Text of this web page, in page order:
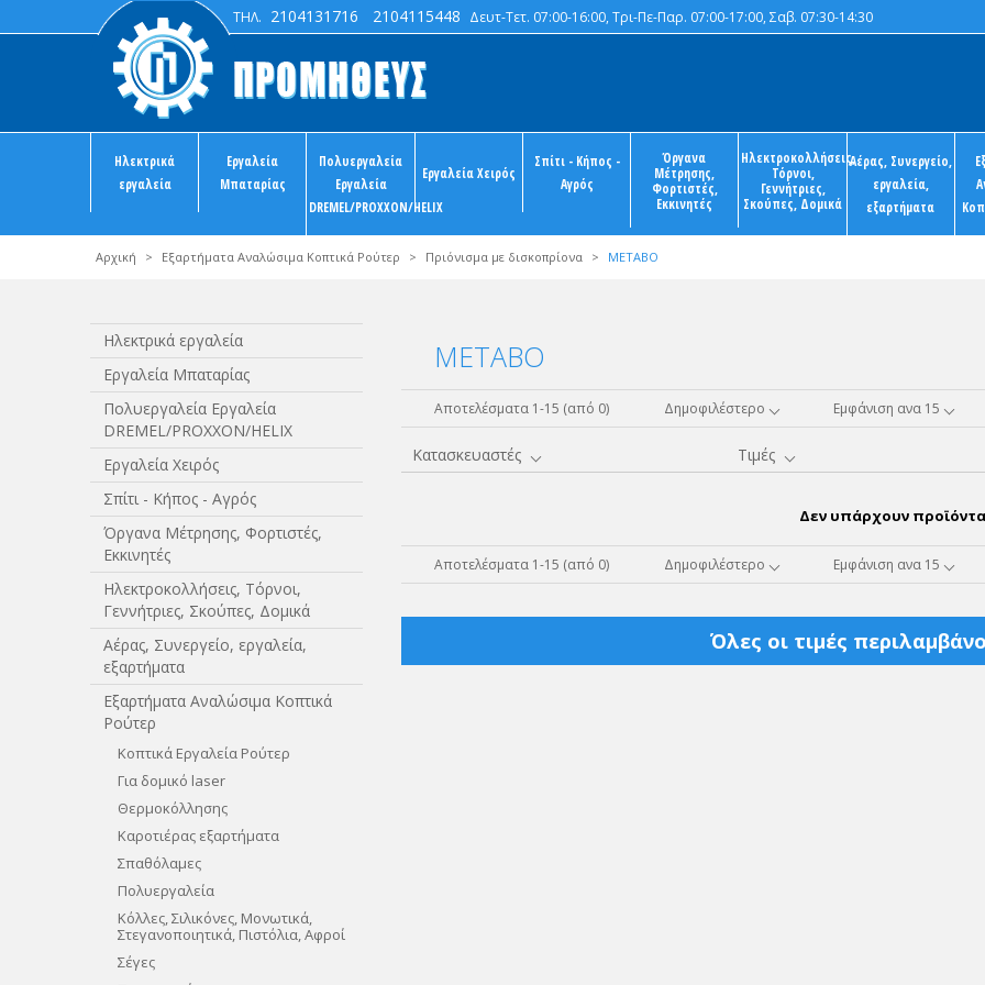
ΤΗΛ. 2104131716 2104115448 Δευτ-Τετ. 07:00-16:00, Τρι-Πε-Παρ. 07:00-17:00, Σαβ. 07:30-14:30
Ηλεκτρικά
εργαλεία
Εργαλεία
Μπαταρίας
Πολυεργαλεία
Εργαλεία
DREMEL/PROXXON/HELIX
Εργαλεία Χειρός
Σπίτι - Κήπος -
Αγρός
Όργανα
Μέτρησης,
Φορτιστές,
Εκκινητές
Ηλεκτροκολλήσεις,
Τόρνοι,
Γεννήτριες,
Σκούπες, Δομικά
Αέρας, Συνεργείο,
εργαλεία,
εξαρτήματα
Αρχική > Εξαρτήματα Αναλώσιμα Κοπτικά Ρούτερ > Πριόνισμα με δισκοπρίονα > METABO
Ηλεκτρικά εργαλεία
Εργαλεία Μπαταρίας
Πολυεργαλεία Εργαλεία
DREMEL/PROXXON/HELIX
Εργαλεία Χειρός
Σπίτι - Κήπος - Αγρός
Όργανα Μέτρησης, Φορτιστές,
Εκκινητές
Ηλεκτροκολλήσεις, Τόρνοι,
Γεννήτριες, Σκούπες, Δομικά
Αέρας, Συνεργείο, εργαλεία,
εξαρτήματα
Εξαρτήματα Αναλώσιμα Κοπτικά
Ρούτερ
Κοπτικά Εργαλεία Ρούτερ
Για δομικό laser
Θερμοκόλλησης
Καροτιέρας εξαρτήματα
Σπαθόλαμες
Πολυεργαλεία
Κόλλες, Σιλικόνες, Μονωτικά,
Στεγανοποιητικά, Πιστόλια, Αφροί
Σέγες
METABO
Αποτελέσματα 1-15 (από 0) Δημοφιλέστερο Εμφάνιση ανα 15
Κατασκευαστές Τιμές
Δεν υπάρχουν
Αποτελέσματα 1-15 (από 0) Δημοφιλέστερο Εμφάνιση ανα 15
Όλες οι τιμές